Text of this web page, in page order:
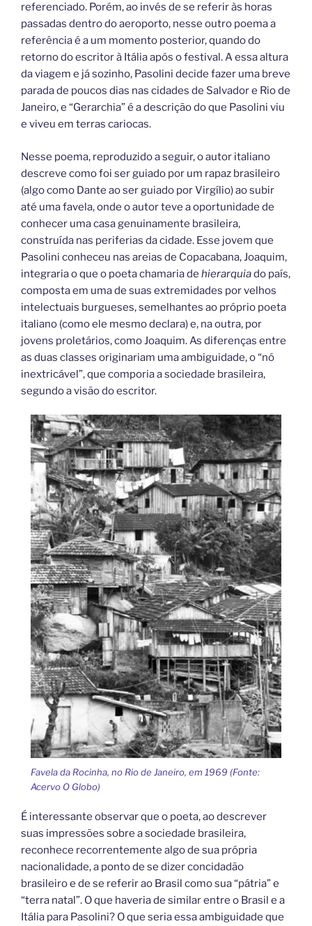
referenciado. Porém, ao invés de se referir às horas
passadas dentro do aeroporto, nesse outro poema a
referência é a um momento posterior, quando do
retorno do escritor à Itália após o festival. A essa altura
da viagem e já sozinho, Pasolini decide fazer uma breve
parada de poucos dias nas cidades de Salvador e Rio de
Janeiro, e “Gerarchia” é a descrição do que Pasolini viu
e viveu em terras cariocas.
Nesse poema, reproduzido a seguir, o autor italiano
descreve como foi ser guiado por um rapaz brasileiro
(algo como Dante ao ser guiado por Virgílio) ao subir
até uma favela, onde o autor teve a oportunidade de
conhecer uma casa genuinamente brasileira,
construída nas periferias da cidade. Esse jovem que
Pasolini conheceu nas areias de Copacabana, Joaquim,
integraria o que o poeta chamaria de hierarquiado país,
composta em uma de suas extremidades por velhos
intelectuais burgueses, semelhantes ao próprio poeta
italiano (como ele mesmo declara) e, na outra, por
jovens proletários, como Joaquim. As diferenças entre
as duas classes originariam uma ambiguidade, o “nó
inextricável”, que comporia a sociedade brasileira,
segundo a visão do escritor.
Favela da Rocinha, no Rio de Janeiro, em 1969 (Fonte:
Acervo O Globo)
É interessante observar que o poeta, ao descrever
suas impressões sobre a sociedade brasileira,
reconhece recorrentemente algo de sua própria
nacionalidade, a ponto de se dizer concidadão
brasileiro e de se referir ao Brasil como sua “pátria” e
“terra natal”. O que haveria de similar entre o Brasil e a
Itália para Pasolini? O que seria essa ambiguidade que